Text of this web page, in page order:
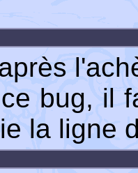
bug, il
la ligne